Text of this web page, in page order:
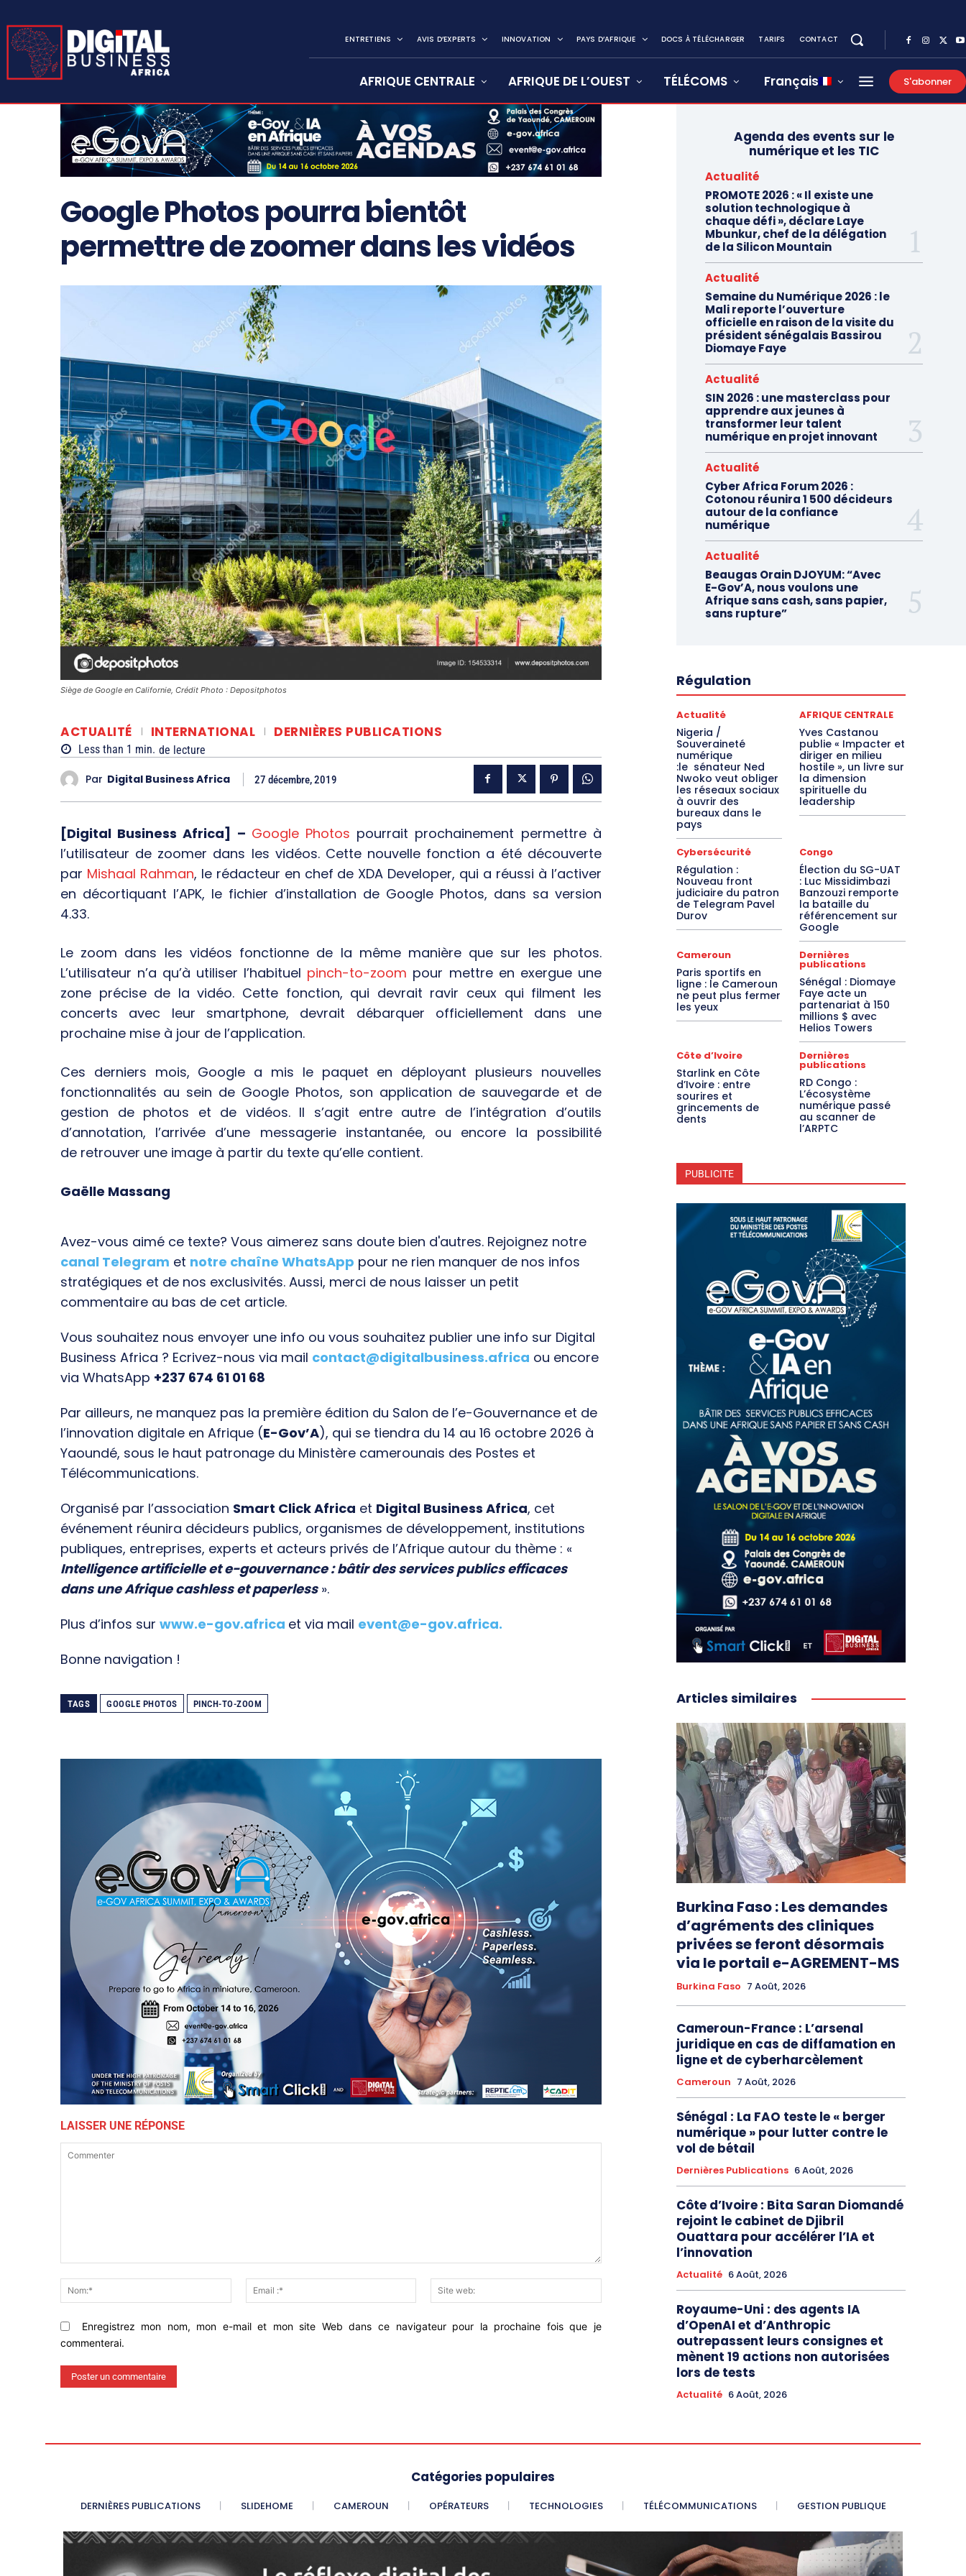
ENTRETIENS AVIS D’EXPERTS INNOVATION PAYS D’AFRIQUE DOCS À TÉLÉCHARGER TARIFS CONTACT
AFRIQUE CENTRALE AFRIQUE DE L’OUEST TÉLÉCOMS Français S'abonner
Google Photos pourra bientôt
permettre de zoomer dans les vidéos
Siège de Google en Californie, Crédit Photo : Depositphotos
ACTUALITÉ INTERNATIONAL DERNIÈRES PUBLICATIONS
Less than 1 min. de lecture
Par Digital Business Africa 27 décembre, 2019
[Digital Business Africa] – Google Photos pourrait prochainement permettre à
l’utilisateur de zoomer dans les vidéos. Cette nouvelle fonction a été découverte
par Mishaal Rahman, le rédacteur en chef de XDA Developer, qui a réussi à l’activer
en décortiquant l’APK, le fichier d’installation de Google Photos, dans sa version
4.33.
Le zoom dans les vidéos fonctionne de la même manière que sur les photos.
L’utilisateur n’a qu’à utiliser l’habituel pinch-to-zoom pour mettre en exergue une
zone précise de la vidéo. Cette fonction, qui devrait ravir ceux qui filment les
concerts avec leur smartphone, devrait débarquer officiellement dans une
prochaine mise à jour de l’application.
Ces derniers mois, Google a mis le paquet en déployant plusieurs nouvelles
fonctionnalités au sein de Google Photos, son application de sauvegarde et de
gestion de photos et de vidéos. Il s’agit entre autre de l’intégration d’outils
d’annotation, l’arrivée d’une messagerie instantanée, ou encore la possibilité
de retrouver une image à partir du texte qu’elle contient.
Gaëlle Massang
Avez-vous aimé ce texte? Vous aimerez sans doute bien d'autres. Rejoignez notre
canal Telegram et notre chaîne WhatsApp pour ne rien manquer de nos infos
stratégiques et de nos exclusivités. Aussi, merci de nous laisser un petit
commentaire au bas de cet article.
Vous souhaitez nous envoyer une info ou vous souhaitez publier une info sur Digital
Business Africa ? Ecrivez-nous via mail contact@digitalbusiness.africa ou encore
via WhatsApp +237 674 61 01 68
Par ailleurs, ne manquez pas la première édition du Salon de l’e-Gouvernance et de
l’innovation digitale en Afrique (E-Gov’A), qui se tiendra du 14 au 16 octobre 2026 à
Yaoundé, sous le haut patronage du Ministère camerounais des Postes et
Télécommunications.
Organisé par l’association Smart Click Africa et Digital Business Africa, cet
événement réunira décideurs publics, organismes de développement, institutions
publiques, entreprises, experts et acteurs privés de l’Afrique autour du thème : «
Intelligence artificielle et e-gouvernance : bâtir des services publics efficaces
dans une Afrique cashless et paperless».
Plus d’infos sur www.e-gov.africa et via mail event@e-gov.africa.
Bonne navigation !
TAGS GOOGLE PHOTOS PINCH-TO-ZOOM
LAISSER UNE RÉPONSE
Nom:*
Email
:*
web:
Enregistrez mon nom, mon e-mail et mon site Web dans ce navigateur pour la prochaine fois que je
commenterai.
Agenda des events sur le
numérique et les TIC
Actualité
PROMOTE 2026 : « Il existe une
solution technologique à
chaque défi », déclare Laye
Mbunkur, chef de la délégation
de la Silicon Mountain
Actualité
Semaine du Numérique 2026 : le
Mali reporte l’ouverture
officielle en raison de la visite du
président sénégalais Bassirou
Diomaye Faye
Actualité
SIN 2026 : une masterclass pour
apprendre aux jeunes à
transformer leur talent
numérique en projet innovant
Actualité
Cyber Africa Forum 2026 :
Cotonou réunira 1 500 décideurs
autour de la confiance
numérique
Actualité
Beaugas Orain DJOYUM: “Avec
E-Gov’A, nous voulons une
Afrique sans cash, sans papier,
sans rupture”
Régulation
Actualité
Nigeria /
Souveraineté
numérique
:le sénateur Ned
Nwoko veut obliger
les réseaux sociaux
à ouvrir des
bureaux dans le
pays
AFRIQUE CENTRALE
Yves Castanou
publie « Impacter et
diriger en milieu
hostile », un livre sur
la dimension
spirituelle du
leadership
Cybersécurité
Régulation :
Nouveau front
judiciaire du patron
de Telegram Pavel
Durov
Congo
Élection du SG-UAT
: Luc Missidimbazi
Banzouzi remporte
la bataille du
référencement sur
Google
Cameroun
Paris sportifs en
ligne : le Cameroun
ne peut plus fermer
les yeux
Dernières
publications
Sénégal : Diomaye
Faye acte un
partenariat à 150
millions $ avec
Helios Towers
Côte d’Ivoire
Starlink en Côte
d’Ivoire : entre
sourires et
grincements de
dents
Dernières
publications
RD Congo :
L’écosystème
numérique passé
au scanner de
l’ARPTC
PUBLICITE
Articles similaires
Burkina Faso : Les demandes
d’agréments des cliniques
privées se feront désormais
via le portail e-AGREMENT-MS
Burkina Faso 7 Août, 2026
Cameroun-France : L’arsenal
juridique en cas de diffamation en
ligne et de cyberharcèlement
Cameroun 7 Août, 2026
Sénégal : La FAO teste le « berger
numérique » pour lutter contre le
vol de bétail
Dernières Publications 6 Août, 2026
Côte d’Ivoire : Bita Saran Diomandé
rejoint le cabinet de Djibril
Ouattara pour accélérer l’IA et
l’innovation
Actualité 6 Août, 2026
Royaume-Uni : des agents IA
d’OpenAI et d’Anthropic
outrepassent leurs consignes et
mènent 19 actions non autorisées
lors de tests
Actualité 6 Août, 2026
Catégories populaires
DERNIÈRES PUBLICATIONS SLIDEHOME CAMEROUN OPÉRATEURS TECHNOLOGIES TÉLÉCOMMUNICATIONS GESTION PUBLIQUE